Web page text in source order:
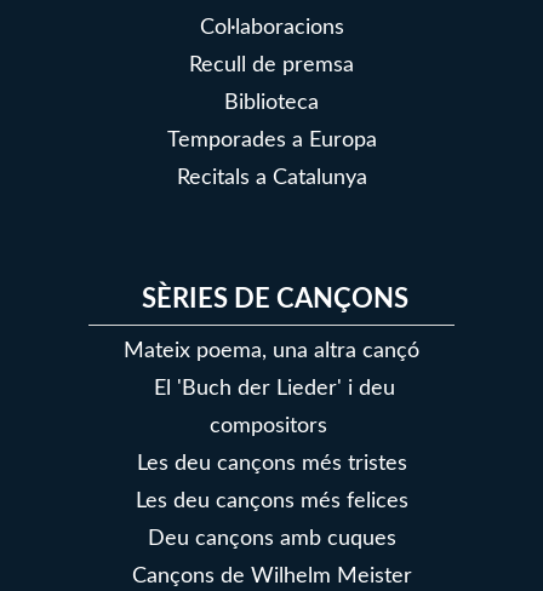
Col·laboracions
Recull de premsa
Biblioteca
Temporades a Europa
Recitals a Catalunya
SÈRIES DE CANÇONS
Mateix poema, una altra cançó
El 'Buch der Lieder' i deu
compositors
Les deu cançons més tristes
Les deu cançons més felices
Deu cançons amb cuques
Cançons de Wilhelm Meister